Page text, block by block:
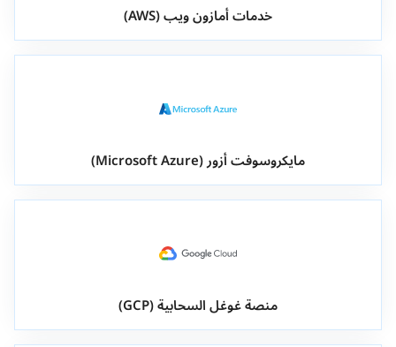
خدمات أمازون ويب (AWS)
مايكروسوفت أزور (Microsoft Azure)
منصة غوغل السحابية (GCP)